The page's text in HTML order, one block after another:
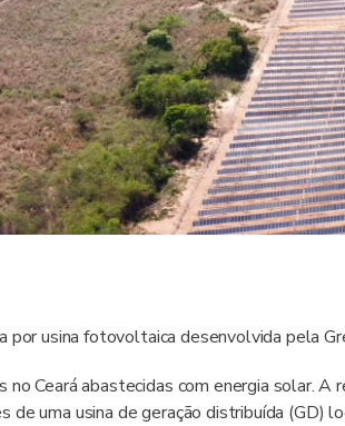
por usina fotovoltaica desenvolvida pela
Ceará abastecidas com energia solar. A
de uma usina de geração distribuída (GD)